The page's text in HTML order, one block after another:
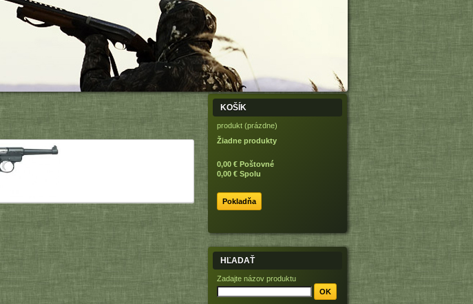
KOŠÍK
produkt (prázdne)
Žiadne produkty
0,00 € Poštovné
0,00 € Spolu
Pokladňa
HĽADAŤ
Zadajte názov produktu